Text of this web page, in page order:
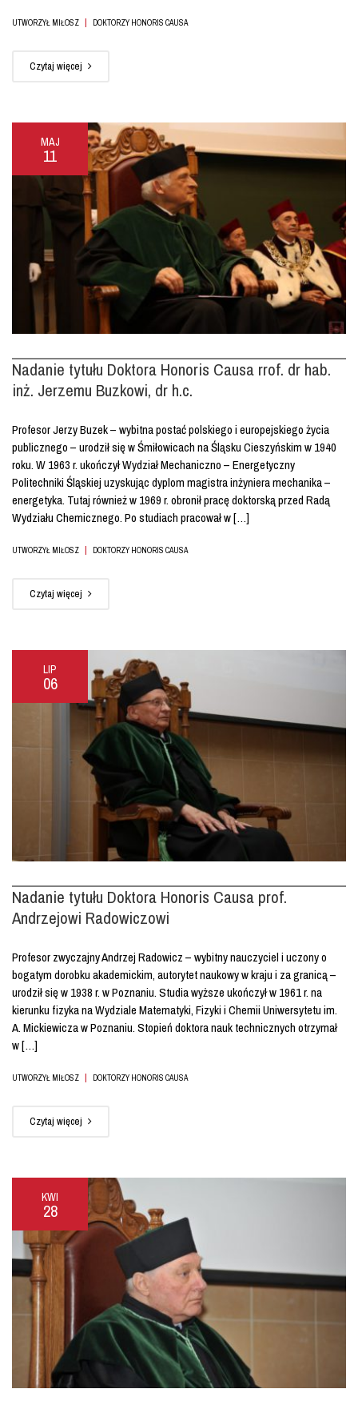
UTWORZYŁ MIŁOSZ | DOKTORZY HONORIS CAUSA
Czytaj więcej
MAJ
11
Nadanie tytułu Doktora Honoris Causa rrof. dr hab.
inż. Jerzemu Buzkowi, dr h.c.
Profesor Jerzy Buzek – wybitna postać polskiego i europejskiego życia
publicznego – urodził się w Śmiłowicach na Śląsku Cieszyńskim w 1940
roku. W 1963 r. ukończył Wydział Mechaniczno – Energetyczny
Politechniki Śląskiej uzyskując dyplom magistra inżyniera mechanika –
energetyka. Tutaj również w 1969 r. obronił pracę doktorską przed Radą
Wydziału Chemicznego. Po studiach pracował w […]
UTWORZYŁ MIŁOSZ | DOKTORZY HONORIS CAUSA
Czytaj więcej
LIP
06
Nadanie tytułu Doktora Honoris Causa prof.
Andrzejowi Radowiczowi
Profesor zwyczajny Andrzej Radowicz – wybitny nauczyciel i uczony o
bogatym dorobku akademickim, autorytet naukowy w kraju i za granicą –
urodził się w 1938 r. w Poznaniu. Studia wyższe ukończył w 1961 r. na
kierunku fizyka na Wydziale Matematyki, Fizyki i Chemii Uniwersytetu im.
A. Mickiewicza w Poznaniu. Stopień doktora nauk technicznych otrzymał
w […]
UTWORZYŁ MIŁOSZ | DOKTORZY HONORIS CAUSA
Czytaj więcej
KWI
28